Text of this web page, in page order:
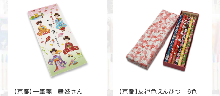
【京都】一筆箋 舞妓さん 【京都】友禅色えんぴつ 6色